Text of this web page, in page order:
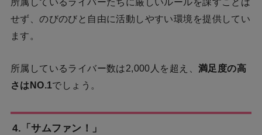
せず、のびのびと自由に活動しやすい環境を提供してい
ます。
所属しているライバー数は2,000人を超え、 満足度の高
さはNO.1 でしょう。
4.「サムファン！」